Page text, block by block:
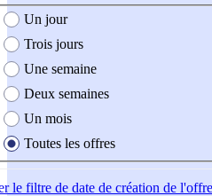
création de l'offre
Un jour
Trois jours
Une semaine
Deux semaines
Un mois
Toutes les offres
le filtre de date de création de l'offre